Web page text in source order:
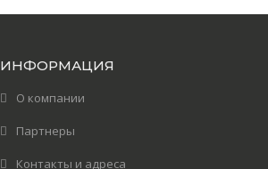
ИНФОРМАЦИЯ
О компании
Партнеры
Контакты и адреса